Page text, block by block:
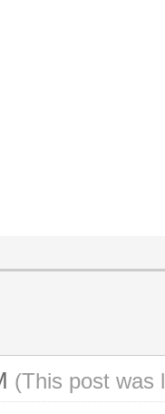
(This post was